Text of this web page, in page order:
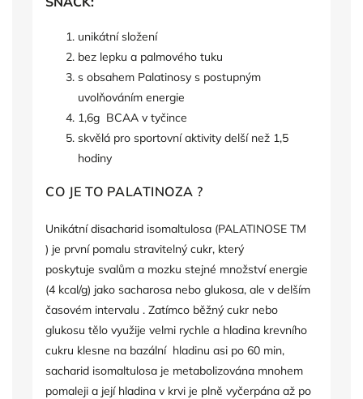
unikátní složení
bez lepku a palmového tuku
s obsahem Palatinosy s postupným
uvolňováním energie
1,6g BCAA v tyčince
skvělá pro sportovní aktivity delší než 1,5
hodiny
CO JE TO PALATINOZA ?
Unikátní disacharid isomaltulosa (PALATINOSE TM
) je první pomalu stravitelný cukr, který
poskytuje svalům a mozku stejné množství energie
(4 kcal/g) jako sacharosa nebo glukosa, ale v delším
časovém intervalu . Zatímco běžný cukr nebo
glukosu tělo využije velmi rychle a hladina krevního
cukru klesne na bazální hladinu asi po 60 min,
sacharid isomaltulosa je metabolizována mnohem
pomaleji a její hladina v krvi je plně vyčerpána až po